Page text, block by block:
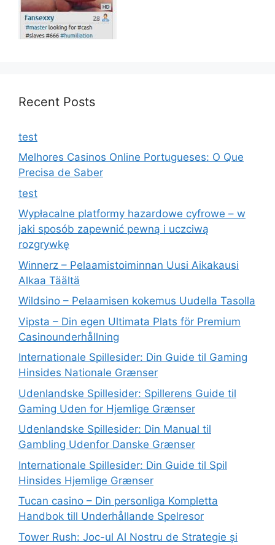
Recent Posts
test
Melhores Casinos Online Portugueses: O Que
Precisa de Saber
test
Wypłacalne platformy hazardowe cyfrowe – w
jaki sposób zapewnić pewną i uczciwą
rozgrywkę
Winnerz – Pelaamistoiminnan Uusi Aikakausi
Alkaa Täältä
Wildsino – Pelaamisen kokemus Uudella Tasolla
Vipsta – Din egen Ultimata Plats för Premium
Casinounderhållning
Internationale Spillesider: Din Guide til Gaming
Hinsides Nationale Grænser
Udenlandske Spillesider: Spillerens Guide til
Gaming Uden for Hjemlige Grænser
Udenlandske Spillesider: Din Manual til
Gambling Udenfor Danske Grænser
Internationale Spillesider: Din Guide til Spil
Hinsides Hjemlige Grænser
Tucan casino – Din personliga Kompletta
Handbok till Underhållande Spelresor
Tower Rush: Joc-ul Al Nostru de Strategie și